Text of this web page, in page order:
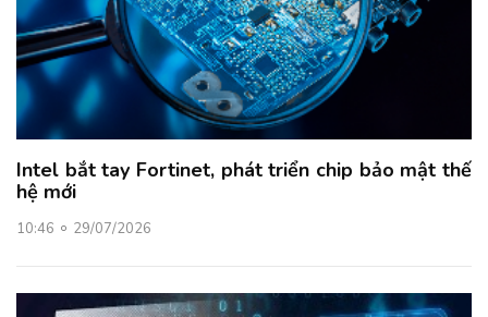
Intel bắt tay Fortinet, phát triển chip bảo mật thế
hệ mới
10:46 29/07/2026